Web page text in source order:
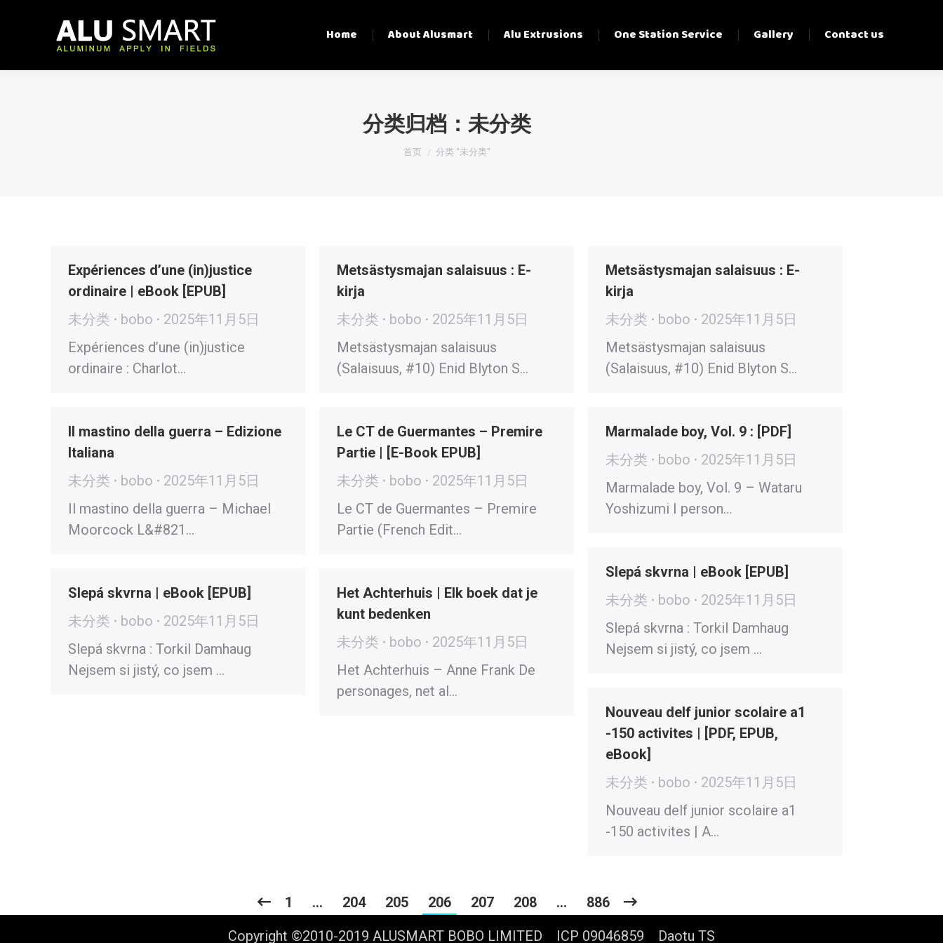
Home About Alusmart Alu Extrusions One Station Service Gallery Contact us
分类归档： 未分类
您在这里：
首页 分类 "未分类"
Expériences d’une (in)justice
ordinaire | eBook [EPUB]
未分类
bobo
2025年11月5日
Expériences d’une (in)justice
ordinaire : Charlot…
Metsästysmajan salaisuus : E-
kirja
未分类
bobo
2025年11月5日
Metsästysmajan salaisuus
(Salaisuus, #10) Enid Blyton S…
Metsästysmajan salaisuus : E-
kirja
未分类
bobo
2025年11月5日
Metsästysmajan salaisuus
(Salaisuus, #10) Enid Blyton S…
Il mastino della guerra – Edizione
Italiana
未分类
bobo
2025年11月5日
Il mastino della guerra – Michael
Moorcock L&#821…
Le CT de Guermantes – Premire
Partie | [E-Book EPUB]
未分类
bobo
2025年11月5日
Le CT de Guermantes – Premire
Partie (French Edit…
Marmalade boy, Vol. 9 : [PDF]
未分类
bobo
2025年11月5日
Marmalade boy, Vol. 9 – Wataru
Yoshizumi I person…
Slepá skvrna | eBook [EPUB]
未分类
bobo
2025年11月5日
Slepá skvrna : Torkil Damhaug
Nejsem si jistý, co jsem …
Slepá skvrna | eBook [EPUB]
未分类
bobo
2025年11月5日
Slepá skvrna : Torkil Damhaug
Nejsem si jistý, co jsem …
Het Achterhuis | Elk boek dat je
kunt bedenken
未分类
bobo
2025年11月5日
Het Achterhuis – Anne Frank De
personages, net al…
Nouveau delf junior scolaire a1
-150 activites | [PDF, EPUB,
eBook]
未分类
bobo
2025年11月5日
Nouveau delf junior scolaire a1
-150 activites | A…
1 … 204 205 206 207 208 …
886
Copyright ©2010-2019 ALUSMART BOBO LIMITED ICP 09046859
Daotu TS